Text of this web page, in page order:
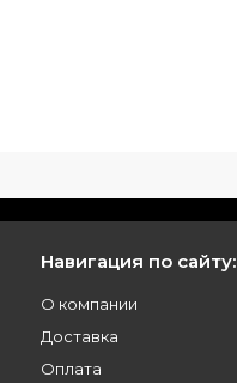
Навигация по сайту:
О компании
Доставка
Оплата